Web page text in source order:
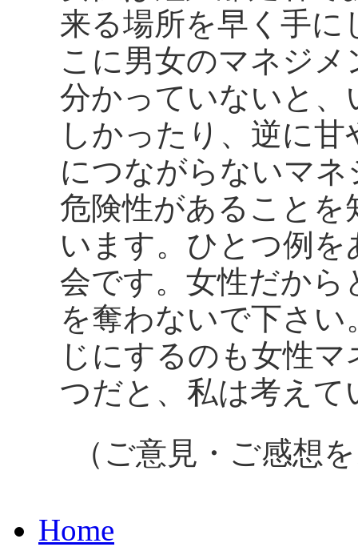
来る場所を早く手
こに男女のマネジ
分かっていないと
しかったり、逆に
につながらないマ
危険性があること
います。ひとつ例
会です。女性だから
を奪わないで下さ
じにするのも女性
つだと、私は考えて
（ご意見・ご感想
Home